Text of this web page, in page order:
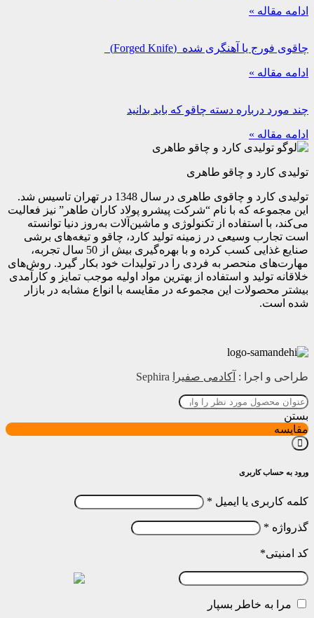
ادامه مقاله »
چاقوی فورج یا آهنگری شده (Forged Knife)
ادامه مقاله »
چند مورد درباره دسته چاقو که باید بدانید
ادامه مقاله »
تولیدی کارد و چاقو طاهری
تولیدی کارد و چاقوی طاهری در سال 1348 در تهران تاسیس شد.
این مجموعه که با نام “شرکت پیشرو پولاد کاران طاهر” نیز فعالیت
می‌کند، با استفاده از تکنولوژی و ماشین‌آلات به‌روز دنیا توانسته
است تجارب وسیعی در زمینه تولید کارد، چاقو و تیغه‌های برشی
صنایع غذایی کسب کرده و با بهره‌گیری بیش از 50 سال تجربه،
مهارت‌های منحصر به فردی را در تولیدات خود بکار گیرد. روش‌های
خلاقانه تولید و استفاده از بهترین مواد اولیه موجب تمایز و کارآمدی
بیشتر محصولات این مجموعه در مقایسه با انواع مشابه در بازار
شده است.
طراحی و اجرا : آکادمی صفیرا
بستن
مقایسه
ورود به حساب کاربری
کلمه کاربری یا ایمیل *
گذرواژه *
کد امنیتی*
مرا به خاطر بسپار